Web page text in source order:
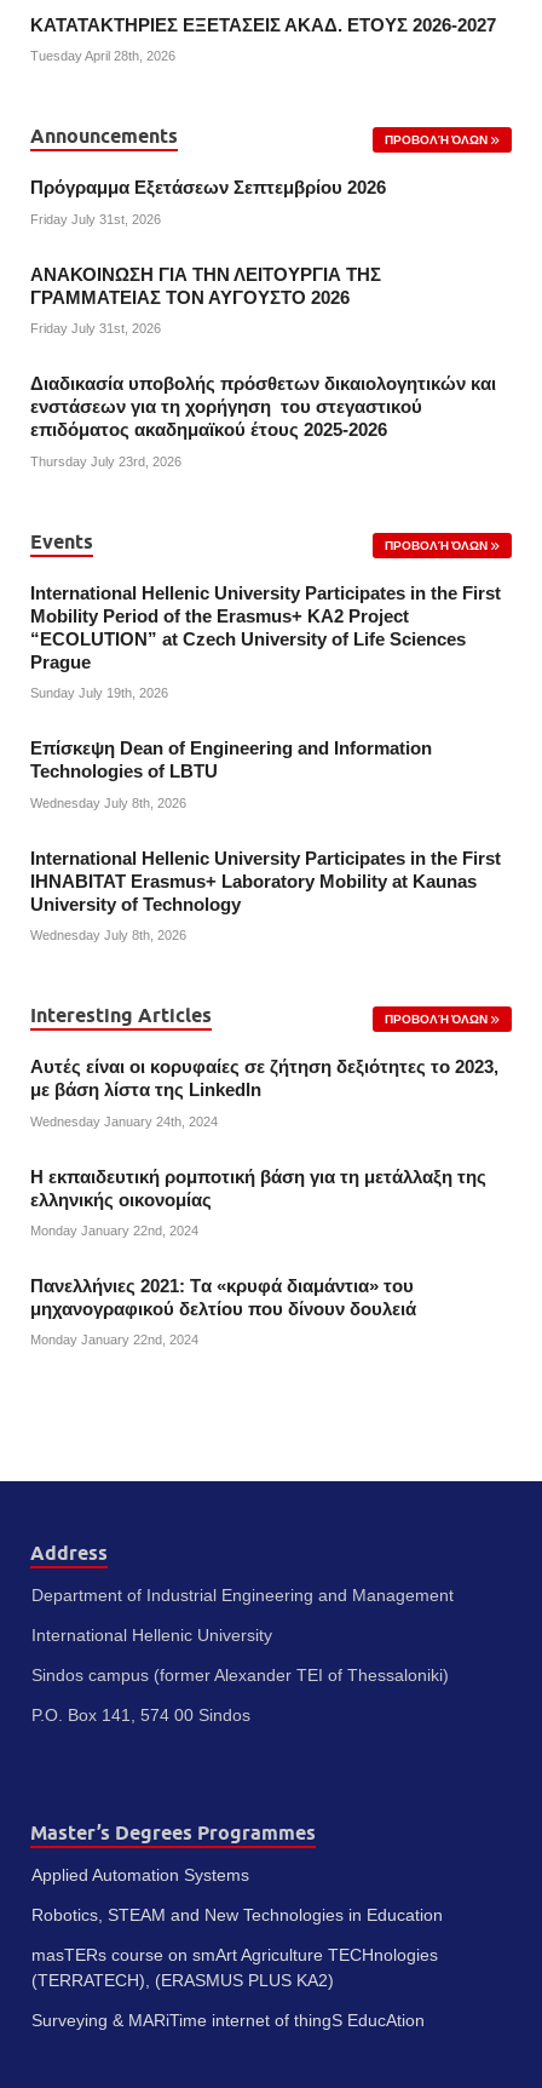
ΚΑΤΑΤΑΚΤΗΡΙΕΣ ΕΞΕΤΑΣΕΙΣ ΑΚΑΔ. ΕΤΟΥΣ 2026-2027
Tuesday April 28th, 2026
Announcements ΠΡΟΒΟΛΉ ΌΛΩΝ
Πρόγραμμα Εξετάσεων Σεπτεμβρίου 2026
Friday July 31st, 2026
ΑΝΑΚΟΙΝΩΣΗ ΓΙΑ ΤΗΝ ΛΕΙΤΟΥΡΓΙΑ ΤΗΣ
ΓΡΑΜΜΑΤΕΙΑΣ ΤΟΝ ΑΥΓΟΥΣΤΟ 2026
Friday July 31st, 2026
Διαδικασία υποβολής πρόσθετων δικαιολογητικών και
ενστάσεων για τη χορήγηση του στεγαστικού
επιδόματος ακαδημαϊκού έτους 2025-2026
Thursday July 23rd, 2026
Events ΠΡΟΒΟΛΉ ΌΛΩΝ
International Hellenic University Participates in the First
Mobility Period of the Erasmus+ KA2 Project
“ECOLUTION” at Czech University of Life Sciences
Prague
Sunday July 19th, 2026
Επίσκεψη Dean of Engineering and Information
Technologies of LBTU
Wednesday July 8th, 2026
International Hellenic University Participates in the First
IHNABITAT Erasmus+ Laboratory Mobility at Kaunas
University of Technology
Wednesday July 8th, 2026
Interesting Articles ΠΡΟΒΟΛΉ ΌΛΩΝ
Αυτές είναι οι κορυφαίες σε ζήτηση δεξιότητες το 2023,
με βάση λίστα της Linkedln
Wednesday January 24th, 2024
Η εκπαιδευτική ρομποτική βάση για τη μετάλλαξη της
ελληνικής οικονομίας
Monday January 22nd, 2024
Πανελλήνιες 2021: Tα «κρυφά διαμάντια» του
μηχανογραφικού δελτίου που δίνουν δουλειά
Monday January 22nd, 2024
Address
Department of Industrial Engineering and Management
International Hellenic University
Sindos campus (former Alexander TEI of Thessaloniki)
P.O. Box 141, 574 00 Sindos
Master’s Degrees Programmes
Applied Automation Systems
Robotics, STEAM and New Technologies in Education
masTERs course on smArt Agriculture TECHnologies
(TERRATECH), (ERASMUS PLUS KA2)
Surveying & MARiTime internet of thingS EducAtion